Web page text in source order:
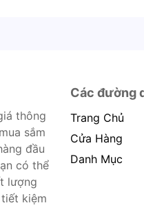
thông
sắm
đầu
có thể
lượng
kiệm
Các đường
Trang Chủ
Cửa Hàng
Danh Mục